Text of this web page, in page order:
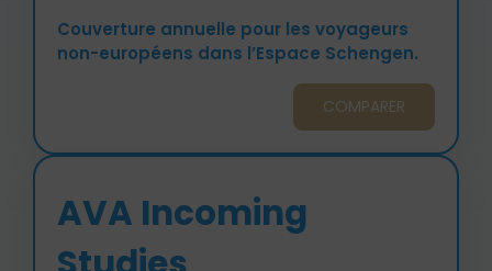
Couverture annuelle pour les voyageurs
non-européens dans l’Espace Schengen.
COMPARER
AVA Incoming